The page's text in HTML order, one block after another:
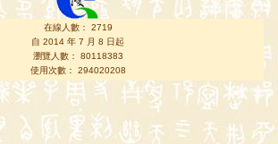
在線人數： 2719
自 2014 年 7 月 8 日起
瀏覽人數： 80118383
使用次數： 294020208